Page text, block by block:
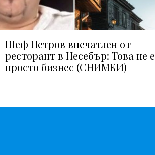
Шеф Петров впечатлен от
ресторант в Несебър: Това не е
просто бизнес (СНИМКИ)